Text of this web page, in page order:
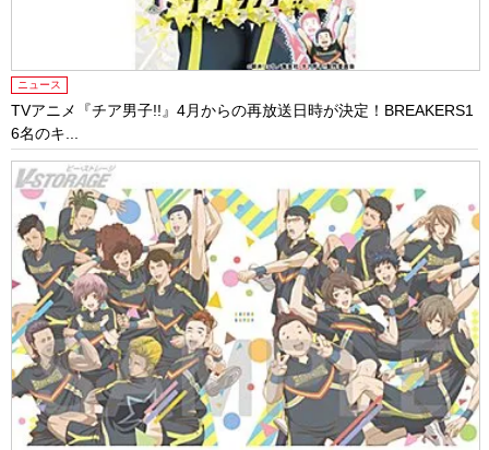
ニュース
TVアニメ『チア男子!!』4月からの再放送日時が決定！BREAKERS1
6名のキ...